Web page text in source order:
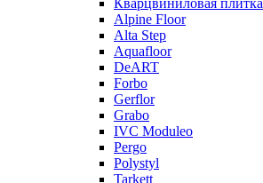
Кварцвиниловая плитка
Alpine Floor
Alta Step
Aquafloor
DeART
Forbo
Gerflor
Grabo
IVC Moduleo
Pergo
Polystyl
Tarkett